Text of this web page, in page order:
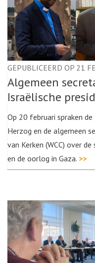
GEPUBLICEERD OP 21
Algemeen
Israëlische
Op 20 februari spraken
Herzog en de algemeen
van Kerken (WCC) over
en de oorlog in Gaza. >>